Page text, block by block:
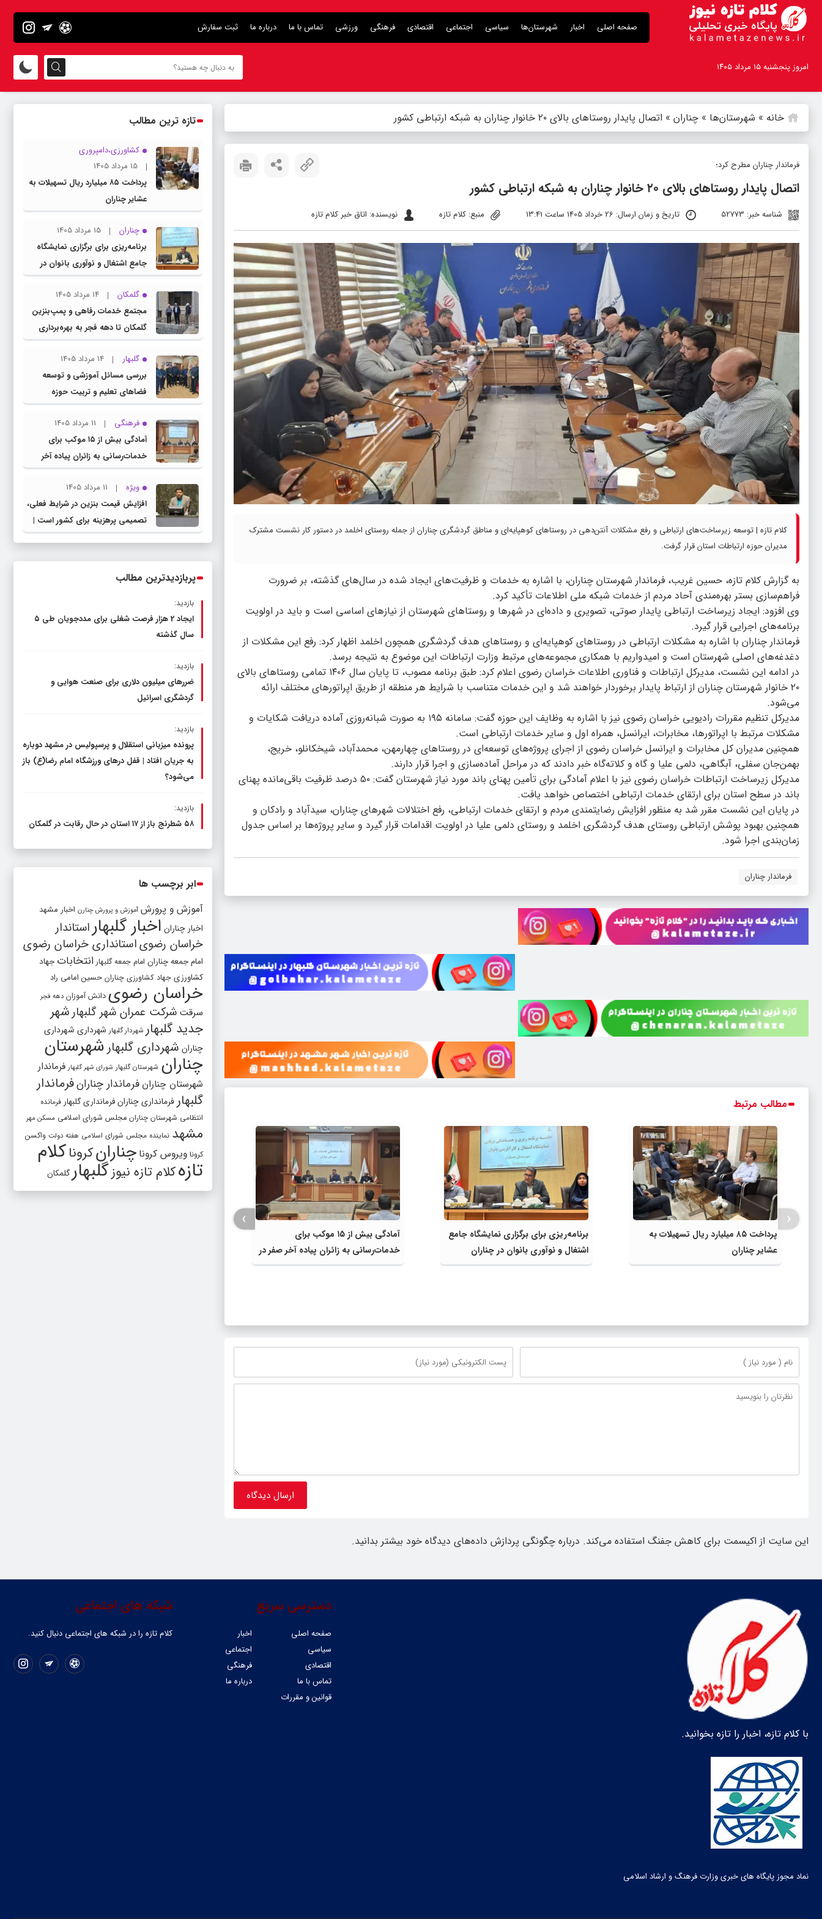
صفحه اصلی اخبار شهرستان‌ها سیاسی اجتماعی اقتصادی فرهنگی ورزشی تماس با ما درباره ما ثبت سفارش
امروز پنجشنبه ۱۵ مرداد ۱۴۰۵
خانه » شهرستان‌ها » چناران » اتصال پایدار روستاهای بالای ۲۰ خانوار چناران به شبکه ارتباطی کشور
فرماندار چناران مطرح کرد؛
اتصال پایدار روستاهای بالای ۲۰ خانوار چناران به شبکه ارتباطی کشور
شناسه خبر: 52773 تاریخ و زمان ارسال: 26 خرداد 1405 ساعت 13:41 منبع: کلام تازه نویسنده: اتاق خبر کلام تازه
کلام تازه | توسعه زیرساخت‌های ارتباطی و رفع مشکلات آنتن‌دهی در روستاهای کوهپایه‌ای و مناطق گردشگری چناران از جمله روستای اخلمد در دستور کار نشست مشترک
مدیران حوزه ارتباطات استان قرار گرفت.
به گزارش کلام تازه، حسین غریب، فرماندار شهرستان چناران، با اشاره به خدمات و ظرفیت‌های ایجاد شده در سال‌های گذشته، بر ضرورت
فراهم‌سازی بستر بهره‌مندی آحاد مردم از خدمات شبکه ملی اطلاعات تأکید کرد.
وی افزود: ایجاد زیرساخت ارتباطی پایدار صوتی، تصویری و داده‌ای در شهرها و روستاهای شهرستان از نیازهای اساسی است و باید در اولویت
برنامه‌های اجرایی قرار گیرد.
فرماندار چناران با اشاره به مشکلات ارتباطی در روستاهای کوهپایه‌ای و روستاهای هدف گردشگری همچون اخلمد اظهار کرد: رفع این مشکلات از
دغدغه‌های اصلی شهرستان است و امیدواریم با همکاری مجموعه‌های مرتبط وزارت ارتباطات این موضوع به نتیجه برسد.
در ادامه این نشست، مدیرکل ارتباطات و فناوری اطلاعات خراسان رضوی اعلام کرد: طبق برنامه مصوب، تا پایان سال ۱۴۰۶ تمامی روستاهای بالای
۲۰ خانوار شهرستان چناران از ارتباط پایدار برخوردار خواهند شد و این خدمات متناسب با شرایط هر منطقه از طریق اپراتورهای مختلف ارائه
می‌شود.
مدیرکل تنظیم مقررات رادیویی خراسان رضوی نیز با اشاره به وظایف این حوزه گفت: سامانه ۱۹۵ به صورت شبانه‌روزی آماده دریافت شکایات و
مشکلات مرتبط با اپراتورها، مخابرات، ایرانسل، همراه اول و سایر خدمات ارتباطی است.
همچنین مدیران کل مخابرات و ایرانسل خراسان رضوی از اجرای پروژه‌های توسعه‌ای در روستاهای چهارمهن، محمدآباد، شیخکانلو، خریج،
بهمن‌جان سفلی، آبگاهی، دلمی علیا و گاه و کلاته‌گاه خبر دادند که در مراحل آماده‌سازی و اجرا قرار دارند.
مدیرکل زیرساخت ارتباطات خراسان رضوی نیز با اعلام آمادگی برای تأمین پهنای باند مورد نیاز شهرستان گفت: ۵۰ درصد ظرفیت باقی‌مانده پهنای
باند در سطح استان برای ارتقای خدمات ارتباطی اختصاص خواهد یافت.
در پایان این نشست مقرر شد به منظور افزایش رضایتمندی مردم و ارتقای خدمات ارتباطی، رفع اختلالات شهرهای چناران، سیدآباد و رادکان و
همچنین بهبود پوشش ارتباطی روستای هدف گردشگری اخلمد و روستای دلمی علیا در اولویت اقدامات قرار گیرد و سایر پروژه‌ها بر اساس جدول
زمان‌بندی اجرا شود.
فرماندار چناران
مطالب مرتبط
پرداخت ۸۵ میلیارد ریال تسهیلات به
عشایر چناران
برنامه‌ریزی برای برگزاری نمایشگاه جامع
اشتغال و نوآوری بانوان در چناران
آمادگی بیش از ۱۵ موکب برای
خدمات‌رسانی به زائران پیاده آخر صفر در
شهرستان چناران
‹
›
این سایت از اکیسمت برای کاهش جفنگ استفاده می‌کند. درباره چگونگی پردازش داده‌های دیدگاه خود بیشتر بدانید.
تازه ترین مطالب
کشاورزی،دامپروری
15 مرداد 1405
پرداخت ۸۵ میلیارد ریال تسهیلات به
عشایر چناران
چناران
15 مرداد 1405
برنامه‌ریزی برای برگزاری نمایشگاه
جامع اشتغال و نوآوری بانوان در
چناران
گلمکان
14 مرداد 1405
مجتمع خدمات رفاهی و پمپ‌بنزین
گلمکان تا دهه فجر به بهره‌برداری
می‌رسد
گلبهار
14 مرداد 1405
بررسی مسائل آموزشی و توسعه
فضاهای تعلیم و تربیت حوزه
انتخابیه در نشست مشترک عضو
کمیسیون آموزش مجلس با مدیرکل
آموزش و پرورش خراسان رضوی
فرهنگی
11 مرداد 1405
آمادگی بیش از ۱۵ موکب برای
خدمات‌رسانی به زائران پیاده آخر
صفر در شهرستان چناران
ویژه
11 مرداد 1405
افزایش قیمت بنزین در شرایط فعلی،
تصمیمی پرهزینه برای کشور است |
دولت، قاچاق سوخت و عوامل اصلی
پربازدیدترین مطالب
بازدید:
ایجاد 2 هزار فرصت شغلی برای مددجویان طی ۵
سال گذشته
بازدید:
ضررهای میلیون دلاری برای صنعت هوایی و
گردشگری اسرائیل
بازدید:
پرونده میزبانی استقلال و پرسپولیس در مشهد دوباره
به جریان افتاد | قفل در‌های ورزشگاه امام رضا(ع) باز
می‌شود؟
بازدید:
۵۸ شطرنج‌ باز از ۱۷ استان در حال رقابت در گلمکان
ابر برچسب ها
آموزش و پرورش آموزش و پرورش چنارن اخبار مشهد
اخبار چناران اخبار گلبهار استاندار
خراسان رضویاستانداری خراسان رضوی
امام جمعه چناران امام جمعه گلبهار انتخابات جهاد
کشاورزی جهاد کشاورزی چناران حسین امامی راد
خراسان رضوی دانش آموزان دهه فجر
سرقت شرکت عمران شهر گلبهارشهر
جدید گلبهار شهردار گلبهار شهرداری شهرداری
چناران شهرداری گلبهار شهرستان
چناران شهرستان گلبهار شورای شهر گلبهار فرماندار
شهرستان چناران فرماندار چنارانفرماندار
گلبهار فرمانداری چنارانفرمانداری گلبهار فرمانده
انتظامی شهرستان چناران مجلس شورای اسلامی مسکن مهر
مشهد نماینده مجلس شورای اسلامی هفته دولت واکسن
کرونا ویروس کرونا چنارانکروناکلام
تازهکلام تازه نیوزگلبهارگلمکان
با کلام تازه، اخبار را تازه بخوانید.
نماد مجوز پایگاه های خبری وزارت فرهنگ و ارشاد اسلامی
شبکه های اجتماعی
کلام تازه را در شبکه ‌های اجتماعی دنبال کنید.
دسترسی سریع
صفحه اصلی
اخبار
سیاسی
اجتماعی
اقتصادی
فرهنگی
تماس با ما
درباره ما
قوانین و مقررات